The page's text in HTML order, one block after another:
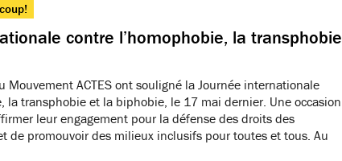
contre l’homophobie, la transphobie
Mouvement ACTES ont souligné la Journée internationale
la transphobie et la biphobie, le 17 mai dernier. Une occasion
leur engagement pour la défense des droits des
de promouvoir des milieux inclusifs pour toutes et tous. Au